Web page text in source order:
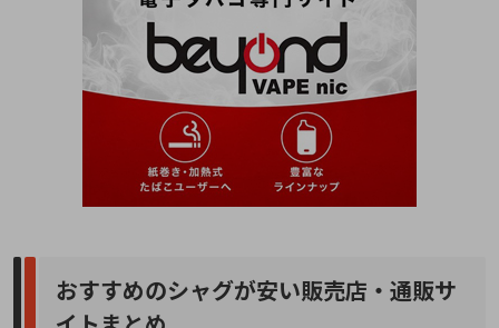
おすすめのシャグが安い販売店・通販サ